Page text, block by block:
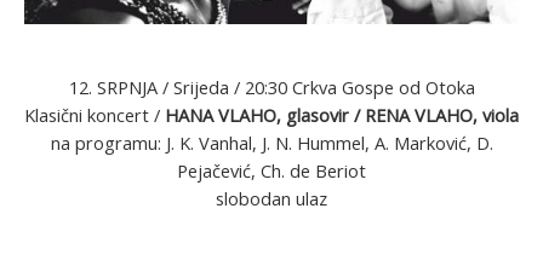
12. SRPNJA / Srijeda / 20:30 Crkva Gospe od Otoka
Klasični koncert / HANA VLAHO, glasovir / RENA VLAHO, viola
na programu: J. K. Vanhal, J. N. Hummel, A. Marković, D.
Pejačević, Ch. de Beriot
slobodan ulaz